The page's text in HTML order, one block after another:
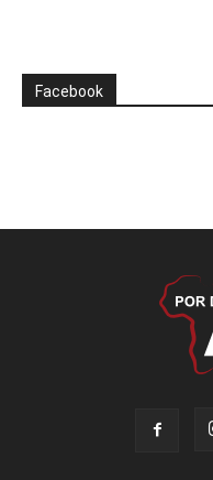
Facebook